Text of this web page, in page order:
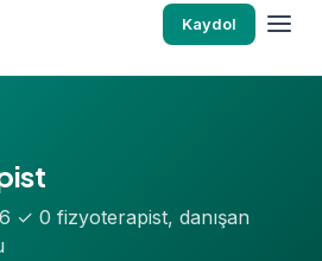
Kaydol
✓ 0 fizyoterapist, danışan